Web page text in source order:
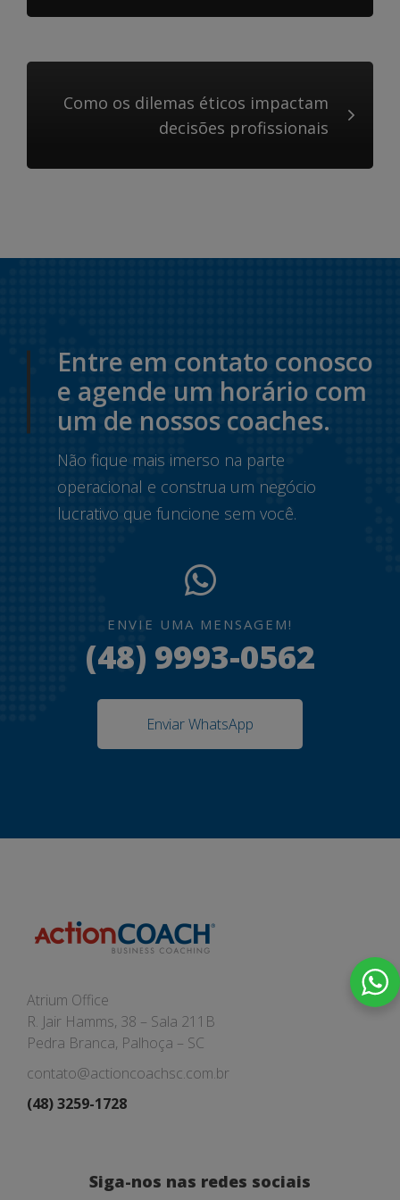
Como os dilemas éticos impactam
decisões profissionais
Entre em contato conosco
e agende um horário com
um de nossos coaches.
Não fique mais imerso na parte
operacional e construa um negócio
lucrativo que funcione sem você.
ENVIE UMA MENSAGEM!
(48) 9993-0562
Enviar WhatsApp
Atrium Office
R. Jair Hamms, 38 – Sala 211B
Pedra Branca, Palhoça – SC
contato@actioncoachsc.com.br
(48) 3259-1728
Siga-nos nas redes sociais